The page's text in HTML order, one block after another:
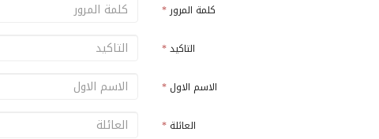
كلمة المرور *
التاكيد*
الاسم الاول *
العائلة *